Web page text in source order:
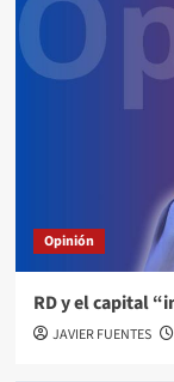
Opinión
RD y el capital
JAVIER FUENTES